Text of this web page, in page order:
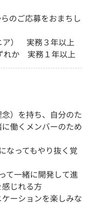
のご応募をおまちし
ア） 実務３年以上
れか 実務１年以上
）を持ち、自分のた
働くメンバーのため
なってもやり抜く覚
て一緒に開発して進
じれる方
ーションを楽しみな